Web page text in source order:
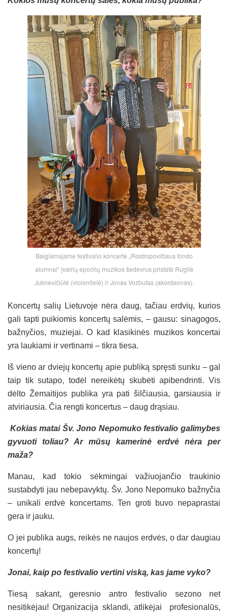
Baigiamajame festivalio koncerte „Rostropovičiaus fondo
alumnai“ įvairių epochų muzikos šedevrus pristatė Rugilė
Juknevičiūtė (violončelė) ir Jonas Vozbutas (akordeonas).
Koncertų salių Lietuvoje nėra daug, tačiau erdvių, kurios
gali tapti puikiomis koncertų salėmis, – gausu: sinagogos,
bažnyčios, muziejai. O kad klasikinės muzikos koncertai
yra laukiami ir vertinami – tikra tiesa.
Iš vieno ar dviejų koncertų apie publiką spręsti sunku – gal
taip tik sutapo, todėl nereikėtų skubėti apibendrinti. Vis
dėlto Žemaitijos publika yra pati šilčiausia, garsiausia ir
atviriausia. Čia rengti koncertus – daug drąsiau.
Kokias matai Šv. Jono Nepomuko festivalio galimybes
gyvuoti toliau? Ar mūsų kamerinė erdvė nėra per
maža?
Manau, kad tokio sėkmingai važiuojančio traukinio
sustabdyti jau nebepavyktų. Šv. Jono Nepomuko bažnyčia
– unikali erdvė koncertams. Ten groti buvo nepaprastai
gera ir jauku.
O jei publika augs, reikės ne naujos erdvės, o dar daugiau
koncertų!
Jonai, kaip po festivalio vertini viską, kas jame vyko?
Tiesą sakant, geresnio antro festivalio sezono net
nesitikėjau! Organizacija sklandi, atlikėjai profesionalūs,